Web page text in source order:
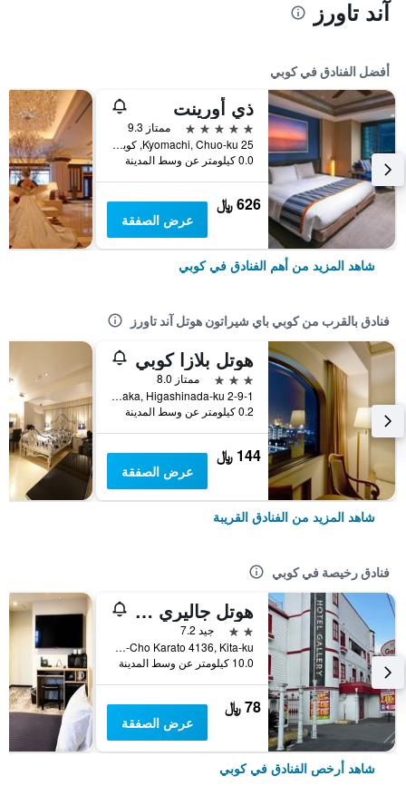
آند تاورز
أفضل الفنادق في كوبي
ذي أورينت
5 نجوم
ممتاز 9.3
25 Kyomachi, Chuo-ku, كوبي, اليابان
0.0 كيلومتر عن وسط المدينة
626 ﷼
عرض الصفقة
شاهد المزيد من أهم الفنادق في كوبي
فنادق بالقرب من كوبي باي شيراتون هوتل آند تاورز
هوتل بلازا كوبي
3 نجوم
ممتاز 8.0
2-9-1 Koyocho-Naka, Higashinada-ku, كوبي, اليابان
0.2 كيلومتر عن وسط المدينة
144 ﷼
عرض الصفقة
شاهد المزيد من الفنادق القريبة
فنادق رخيصة في كوبي
هوتل جاليري - لبالغيس فقط
2 نجمتين
جيد 7.2
Arino-Cho Karato 4136, Kita-ku, كوبي, اليابان
10.0 كيلومتر عن وسط المدينة
78 ﷼
عرض الصفقة
شاهد أرخص الفنادق في كوبي